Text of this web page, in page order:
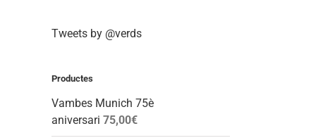
Tweets by @verds
Productes
Vambes Munich 75è
aniversari 75,00€